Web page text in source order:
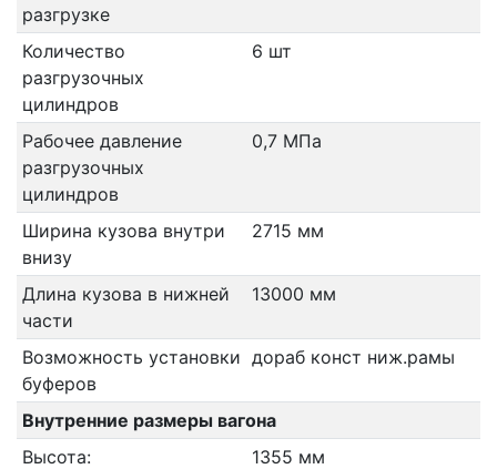
разгрузке
Количество
разгрузочных
цилиндров
6 шт
Рабочее давление
разгрузочных
цилиндров
0,7 МПа
Ширина кузова внутри
внизу
2715 мм
Длина кузова в нижней
части
13000 мм
Возможность установки
буферов
дораб конст ниж.рамы
Внутренние размеры вагона
Высота:
1355 мм